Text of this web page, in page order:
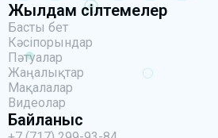
Жылдам сілтемелер
Басты бет
Кәсіпорындар
Пәтуалар
Жаңалықтар
Мақалалар
Видеолар
Байланыс